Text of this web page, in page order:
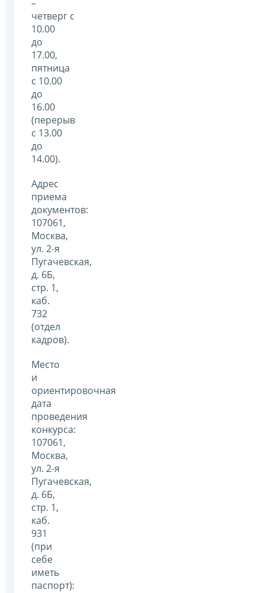
–
четверг с
10.00
до
17.00,
пятница
с 10.00
до
16.00
(перерыв
с 13.00
до
14.00).
Адрес
приема
документов:
107061,
Москва,
ул. 2-я
Пугачевская,
д. 6Б,
стр. 1,
каб.
732
(отдел
кадров).
Место
и
ориентировочная
дата
проведения
конкурса:
107061,
Москва,
ул. 2-я
Пугачевская,
д. 6Б,
стр. 1,
каб.
931
(при
себе
иметь
паспорт):